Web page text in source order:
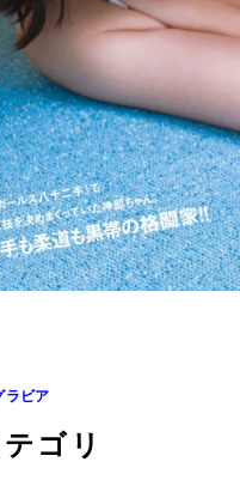
ラビア
ゴリ